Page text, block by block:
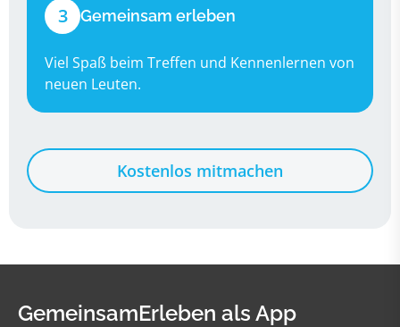
3 Gemeinsam erleben
Viel Spaß beim Treffen und Kennenlernen von
neuen Leuten.
Kostenlos mitmachen
GemeinsamErleben als App